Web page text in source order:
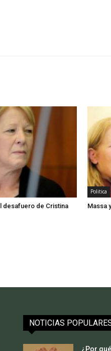
desafuero de Cristina
Politica
Massa
NOTICIAS
¿Por